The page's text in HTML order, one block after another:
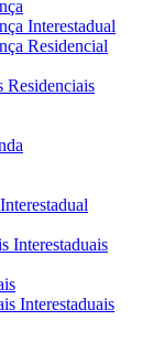
Interestadual
Residencial
Residenciais
Interestaduais
Interestaduais